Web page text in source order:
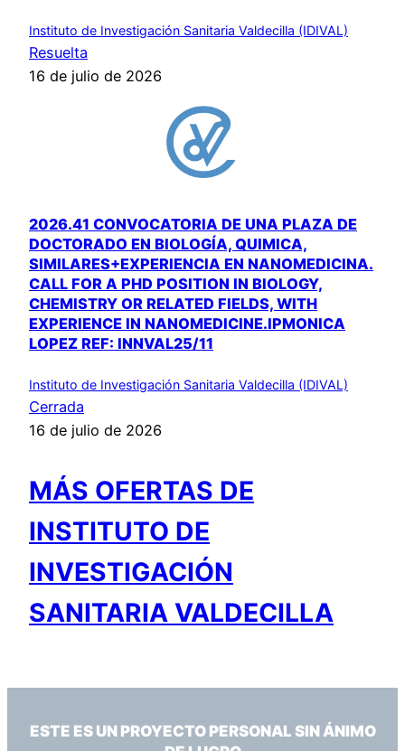
Instituto de Investigación Sanitaria Valdecilla (IDIVAL)
Resuelta
16 de julio de 2026
2026.41 CONVOCATORIA DE UNA PLAZA DE
DOCTORADO EN BIOLOGÍA, QUIMICA,
SIMILARES+EXPERIENCIA EN NANOMEDICINA.
CALL FOR A PHD POSITION IN BIOLOGY,
CHEMISTRY OR RELATED FIELDS, WITH
EXPERIENCE IN NANOMEDICINE.IPMONICA
LOPEZ REF: INNVAL25/11
Instituto de Investigación Sanitaria Valdecilla (IDIVAL)
Cerrada
16 de julio de 2026
MÁS OFERTAS DE
INSTITUTO DE
INVESTIGACIÓN
SANITARIA VALDECILLA
ESTE ES UN PROYECTO PERSONAL SIN ÁNIMO